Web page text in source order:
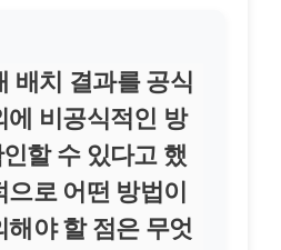
배치 결과를 공식
에 비공식적인 방
할 수 있다고 했
로 어떤 방법이
해야 할 점은 무엇